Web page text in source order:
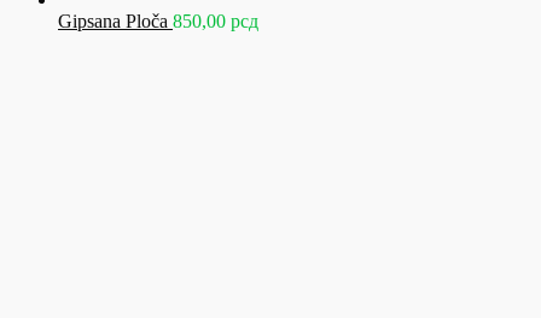
Gipsana Ploča 850,00 рсд